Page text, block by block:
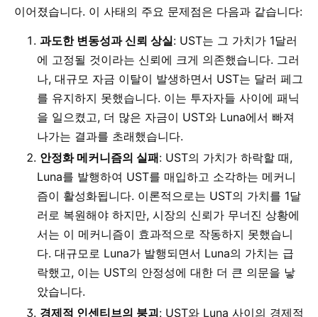
이어졌습니다. 이 사태의 주요 문제점은 다음과 같습니다:
과도한 변동성과 신뢰 상실: UST는 그 가치가 1달러
에 고정될 것이라는 신뢰에 크게 의존했습니다. 그러
나, 대규모 자금 이탈이 발생하면서 UST는 달러 페그
를 유지하지 못했습니다. 이는 투자자들 사이에 패닉
을 일으켰고, 더 많은 자금이 UST와 Luna에서 빠져
나가는 결과를 초래했습니다.
안정화 메커니즘의 실패: UST의 가치가 하락할 때,
Luna를 발행하여 UST를 매입하고 소각하는 메커니
즘이 활성화됩니다. 이론적으로는 UST의 가치를 1달
러로 복원해야 하지만, 시장의 신뢰가 무너진 상황에
서는 이 메커니즘이 효과적으로 작동하지 못했습니
다. 대규모로 Luna가 발행되면서 Luna의 가치는 급
락했고, 이는 UST의 안정성에 대한 더 큰 의문을 낳
았습니다.
경제적 인센티브의 붕괴: UST와 Luna 사이의 경제적